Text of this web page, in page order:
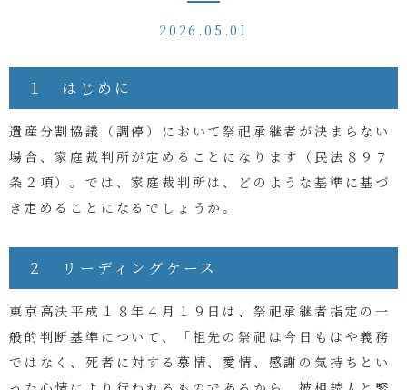
2026.05.01
１ はじめに
遺産分割協議（調停）において祭祀承継者が決まらない
場合、家庭裁判所が定めることになります（民法８９７
条２項）。では、家庭裁判所は、どのような基準に基づ
き定めることになるでしょうか。
２ リーディングケース
東京高決平成１８年４月１９日は、祭祀承継者指定の一
般的判断基準について、「祖先の祭祀は今日もはや義務
ではなく、死者に対する慕情、愛情、感謝の気持ちとい